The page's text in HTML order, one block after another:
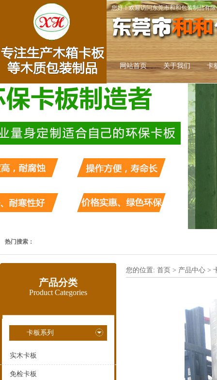
您好！欢迎访问东莞市和和包装制品有
网站首页 关于我们 卡
热门搜索：
产品分类
Product Categories
卡板系列
实木卡板
免检卡板
您的位置: 首页 > 产品中心 >